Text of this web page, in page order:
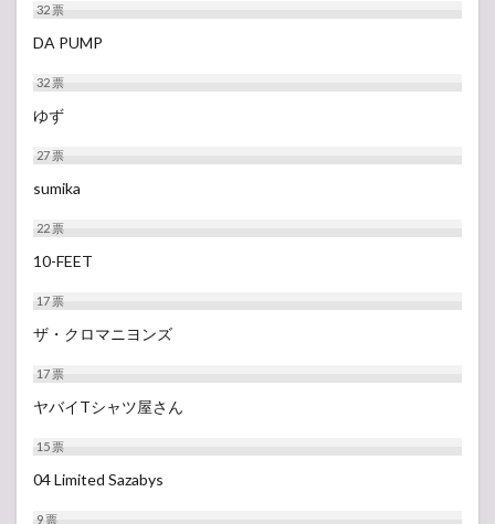
32票
DA PUMP
32票
ゆず
27票
sumika
22票
10-FEET
17票
ザ・クロマニヨンズ
17票
ヤバイTシャツ屋さん
15票
04 Limited Sazabys
9票